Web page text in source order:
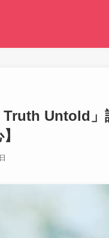
Untold」